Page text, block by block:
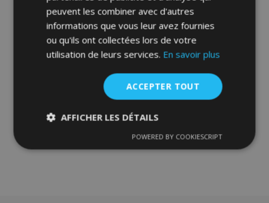
3D Tapis en caoutchouc No.77 pour KIA
STINGER (ne convient pas sur 4x4) 2017-
up (4 pcs)
52,95 €
Ajouter Au Panier
Ajouter
peuvent les combiner avec d'autres
informations que vous leur avez fournies
ou qu'ils ont collectées lors de votre
utilisation de leurs services. En savoir plus
ACCEPTER TOUT
AFFICHER LES DÉTAILS
nécessaires
Performance Ciblage
POWERED BY COOKIESCRIPT